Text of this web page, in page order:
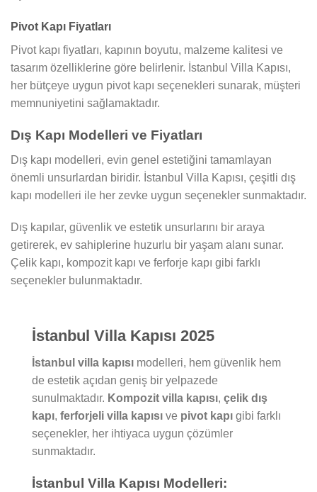
Pivot Kapı Fiyatları
Pivot kapı fiyatları, kapının boyutu, malzeme kalitesi ve
tasarım özelliklerine göre belirlenir. İstanbul Villa Kapısı,
her bütçeye uygun pivot kapı seçenekleri sunarak, müşteri
memnuniyetini sağlamaktadır.
Dış Kapı Modelleri ve Fiyatları
Dış kapı modelleri, evin genel estetiğini tamamlayan
önemli unsurlardan biridir. İstanbul Villa Kapısı, çeşitli dış
kapı modelleri ile her zevke uygun seçenekler sunmaktadır.
Dış kapılar, güvenlik ve estetik unsurlarını bir araya
getirerek, ev sahiplerine huzurlu bir yaşam alanı sunar.
Çelik kapı, kompozit kapı ve ferforje kapı gibi farklı
seçenekler bulunmaktadır.
İstanbul Villa Kapısı 2025
İstanbul villa kapısı modelleri, hem güvenlik hem
de estetik açıdan geniş bir yelpazede
sunulmaktadır. Kompozit villa kapısı, çelik dış
kapı, ferforjeli villa kapısı ve pivot kapı gibi farklı
seçenekler, her ihtiyaca uygun çözümler
sunmaktadır.
İstanbul Villa Kapısı Modelleri: